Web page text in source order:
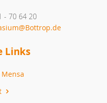
- 70 64 20
Links